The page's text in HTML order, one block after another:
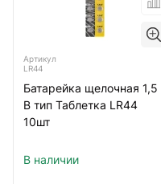
Артикул
LR44
Батарейка щелочная 1,5
В тип Таблетка LR44
10шт
В наличии